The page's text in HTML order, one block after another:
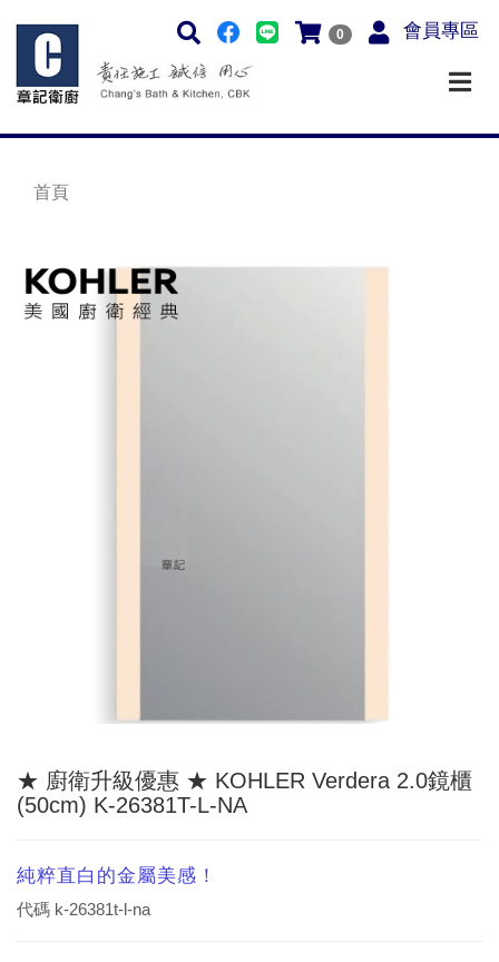
0 會員專區
首頁
★ 廚衛升級優惠 ★ KOHLER Verdera 2.0鏡櫃
(50cm) K-26381T-L-NA
純粹直白的金屬美感！
代碼 k-26381t-l-na